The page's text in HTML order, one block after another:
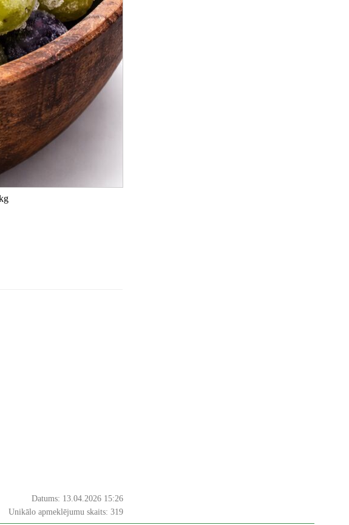
Datums: 13.04.2026 15:26
Unikālo apmeklējumu skaits: 319